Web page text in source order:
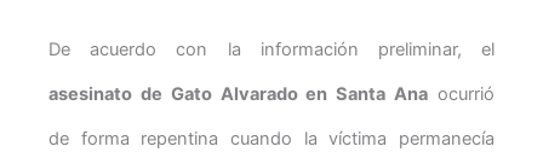
De acuerdo con la información preliminar, el
asesinato de Gato Alvarado en Santa Ana ocurrió
de forma repentina cuando la víctima permanecía